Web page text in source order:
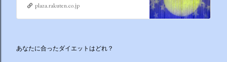
plaza.rakuten.co.jp
あなたに合ったダイエットはどれ？